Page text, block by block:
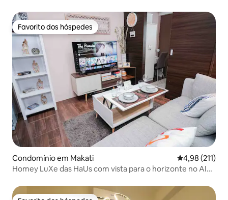
Favorito dos hóspedes
Favorito dos hóspedes
Condomínio em Makati Classificação
4,98 (211)
Homey LuXe das HaUs com vista para o horizonte no AIR